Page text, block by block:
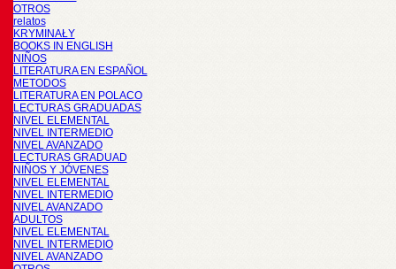
OTROS
relatos
KRYMINAŁY
BOOKS IN ENGLISH
NIÑOS
LITERATURA EN ESPAÑOL
METODOS
LITERATURA EN POLACO
LECTURAS GRADUADAS
NIVEL ELEMENTAL
NIVEL INTERMEDIO
NIVEL AVANZADO
LECTURAS GRADUAD
NIÑOS Y JÓVENES
NIVEL ELEMENTAL
NIVEL INTERMEDIO
NIVEL AVANZADO
ADULTOS
NIVEL ELEMENTAL
NIVEL INTERMEDIO
NIVEL AVANZADO